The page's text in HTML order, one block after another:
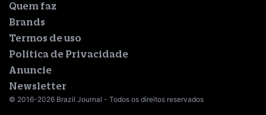
Quem faz
Brands
Termos de uso
Política de Privacidade
Anuncie
Newsletter
© 2016-2026 Brazil Journal - Todos os direitos reservados